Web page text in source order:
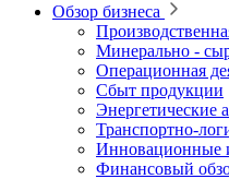
Обзор бизнеса
Минерально ‑
Операционная
Сбыт продукции
Энергетические
Транспортно-
Инновационные
Финансовый